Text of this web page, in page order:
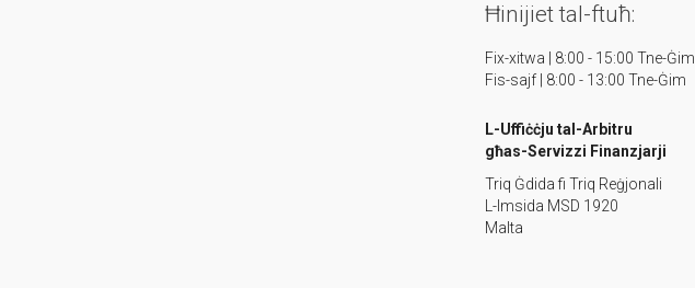
Ħinijiet tal-ftuħ:
Fix-xitwa | 8:00 - 15:00 Tne-Ġim
Fis-sajf | 8:00 - 13:00 Tne-Ġim
L-Uffiċċju tal-Arbitru
għas-Servizzi Finanzjarji
Triq Ġdida fi Triq Reġjonali
L-Imsida MSD 1920
Malta